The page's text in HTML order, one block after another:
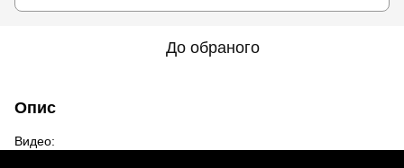
До обраного
Опис
Видео: